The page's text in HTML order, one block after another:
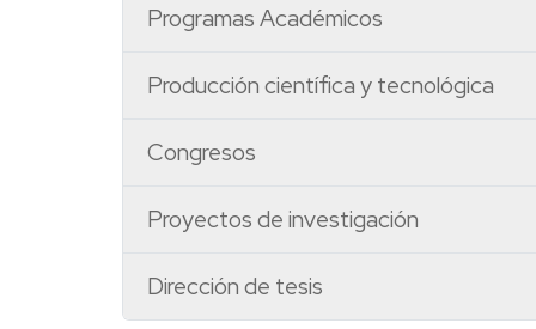
Programas Académicos
Producción científica y tecnológica
Congresos
Proyectos de investigación
Dirección de tesis